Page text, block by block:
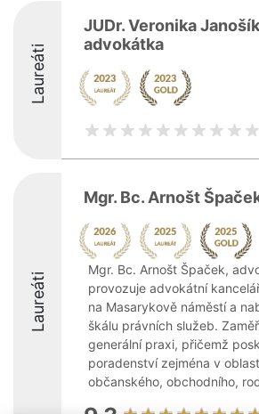
Laureáti
JUDr. Veronika
advokátka
Laureáti
Mgr. Bc. Arnošt
Mgr. Bc. Arnošt Špaček,
provozuje advokátní
na Masarykově náměstí a
škálu právních služeb.
generální praxi, přičemž
poradenství zejména v
občanského, obchodního,